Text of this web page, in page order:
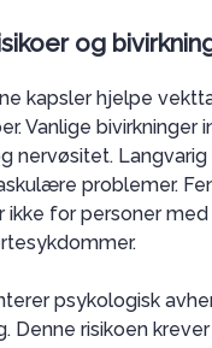
og
kapsler hjelpe
Vanlige bivirkninger
nervøsitet. Langvarig
problemer.
for personer
psykologisk
Denne risikoen